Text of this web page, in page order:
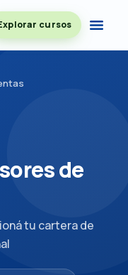
cursos
de
tu cartera de